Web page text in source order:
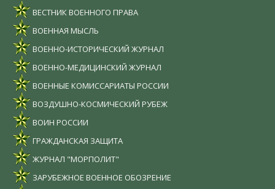
ВЕСТНИК ВОЕННОГО ПРАВА
ВОЕННАЯ МЫСЛЬ
ВОЕННО-ИСТОРИЧЕСКИЙ ЖУРНАЛ
ВОЕННО-МЕДИЦИНСКИЙ ЖУРНАЛ
ВОЕННЫЕ КОМИССАРИАТЫ РОССИИ
ВОЗДУШНО-КОСМИЧЕСКИЙ РУБЕЖ
ВОИН РОССИИ
ГРАЖДАНСКАЯ ЗАЩИТА
ЖУРНАЛ "МОРПОЛИТ"
ЗАРУБЕЖНОЕ ВОЕННОЕ ОБОЗРЕНИЕ